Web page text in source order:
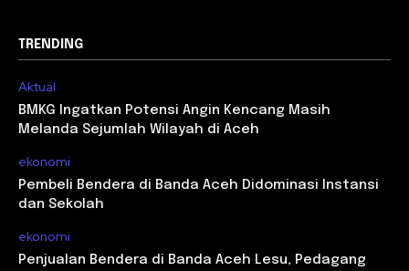
TRENDING
Aktual
BMKG Ingatkan Potensi Angin Kencang Masih
Melanda Sejumlah Wilayah di Aceh
ekonomi
Pembeli Bendera di Banda Aceh Didominasi Instansi
dan Sekolah
ekonomi
Penjualan Bendera di Banda Aceh Lesu, Pedagang